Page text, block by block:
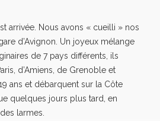
arrivée. Nous avons « cueilli » nos
d’Avignon. Un joyeux mélange
de 7 pays différents, ils
d’Amiens, de Grenoble et
ans et débarquent sur la Côte
quelques jours plus tard, en
larmes.